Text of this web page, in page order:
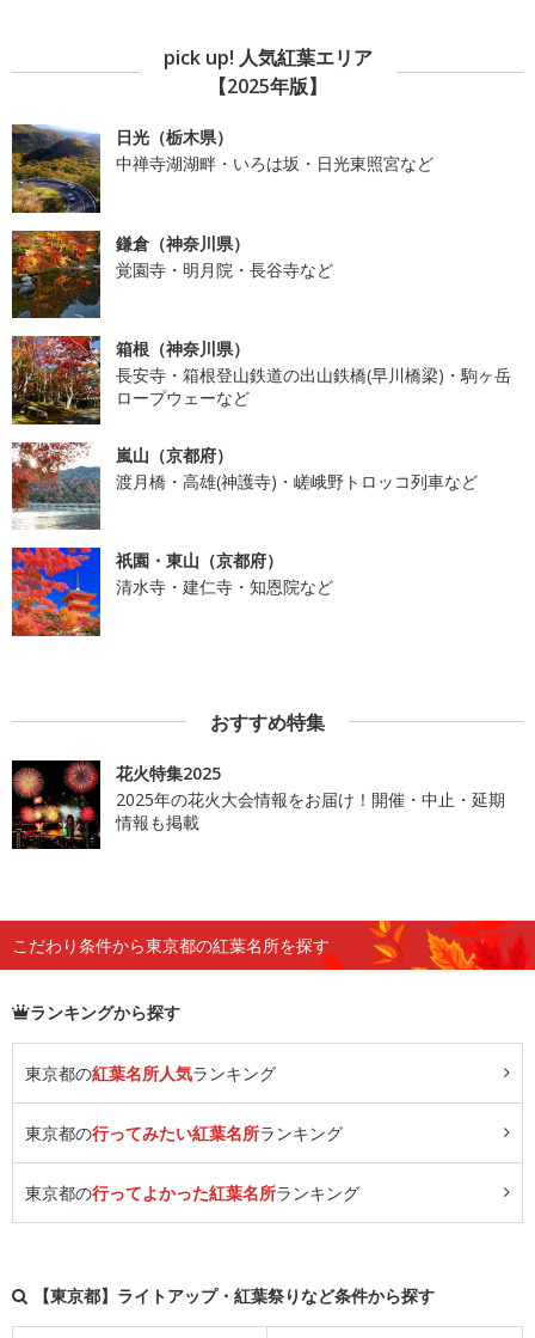
pick up! 人気紅葉エリア
【2025年版】
日光（栃木県）
中禅寺湖湖畔・いろは坂・日光東照宮など
鎌倉（神奈川県）
覚園寺・明月院・長谷寺など
箱根（神奈川県）
長安寺・箱根登山鉄道の出山鉄橋(早川橋梁)・駒ヶ岳
ロープウェーなど
嵐山（京都府）
渡月橋・高雄(神護寺)・嵯峨野トロッコ列車など
祇園・東山（京都府）
清水寺・建仁寺・知恩院など
おすすめ特集
花火特集2025
2025年の花火大会情報をお届け！開催・中止・延期
情報も掲載
こだわり条件から東京都の紅葉名所を探す
ランキングから探す
東京都の紅葉名所人気ランキング
東京都の行ってみたい紅葉名所ランキング
東京都の行ってよかった紅葉名所ランキング
【東京都】ライトアップ・紅葉祭りなど条件から探す